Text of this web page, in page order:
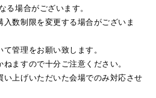
場合がございます。
数制限を変更する場合がございま
管理をお願い致します。
ますので十分ご注意ください。
上げいただいた会場でのみ対応させ